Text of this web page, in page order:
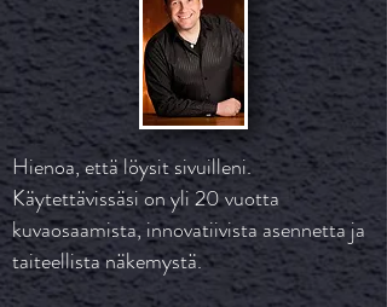
Hienoa, että löysit sivuilleni.
Käytettävissäsi on yli 20 vuotta
kuvaosaamista, innovatiivista asennetta ja
taiteellista näkemystä.